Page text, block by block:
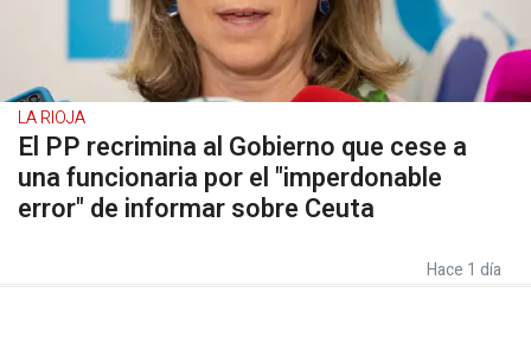
LA RIOJA
El PP recrimina al Gobierno que cese a
una funcionaria por el "imperdonable
error" de informar sobre Ceuta
Hace 1 día